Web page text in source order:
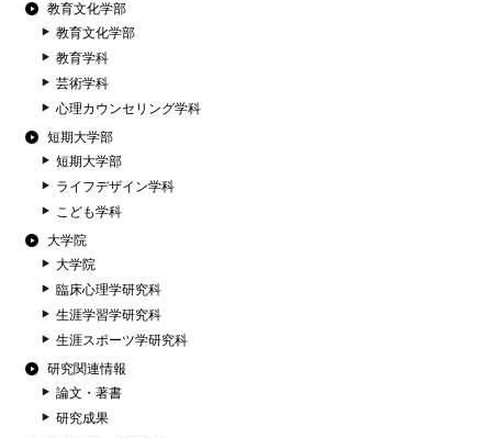
教育文化学部
教育文化学部
教育学科
芸術学科
心理カウンセリング学科
短期大学部
短期大学部
ライフデザイン学科
こども学科
大学院
大学院
臨床心理学研究科
生涯学習学研究科
生涯スポーツ学研究科
研究関連情報
論文・著書
研究成果